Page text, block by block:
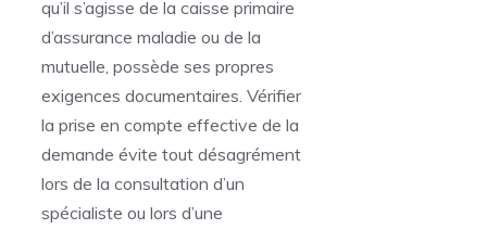
qu’il s’agisse de la caisse primaire
d’assurance maladie ou de la
mutuelle, possède ses propres
exigences documentaires. Vérifier
la prise en compte effective de la
demande évite tout désagrément
lors de la consultation d’un
spécialiste ou lors d’une